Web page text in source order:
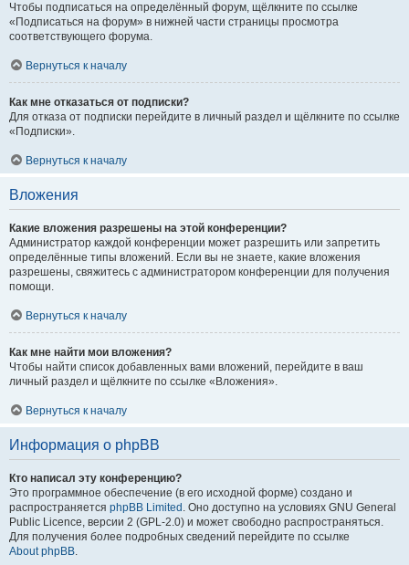
Чтобы подписаться на определённый форум, щёлкните по ссылке
«Подписаться на форум» в нижней части страницы просмотра
соответствующего форума.
Вернуться к началу
Как мне отказаться от подписки?
Для отказа от подписки перейдите в личный раздел и щёлкните по ссылке
«Подписки».
Вернуться к началу
Вложения
Какие вложения разрешены на этой конференции?
Администратор каждой конференции может разрешить или запретить
определённые типы вложений. Если вы не знаете, какие вложения
разрешены, свяжитесь с администратором конференции для получения
помощи.
Вернуться к началу
Как мне найти мои вложения?
Чтобы найти список добавленных вами вложений, перейдите в ваш
личный раздел и щёлкните по ссылке «Вложения».
Вернуться к началу
Информация о phpBB
Кто написал эту конференцию?
Это программное обеспечение (в его исходной форме) создано и
распространяется phpBB Limited . Оно доступно на условиях GNU General
Public Licence, версии 2 (GPL-2.0) и может свободно распространяться.
Для получения более подробных сведений перейдите по ссылке
About phpBB.